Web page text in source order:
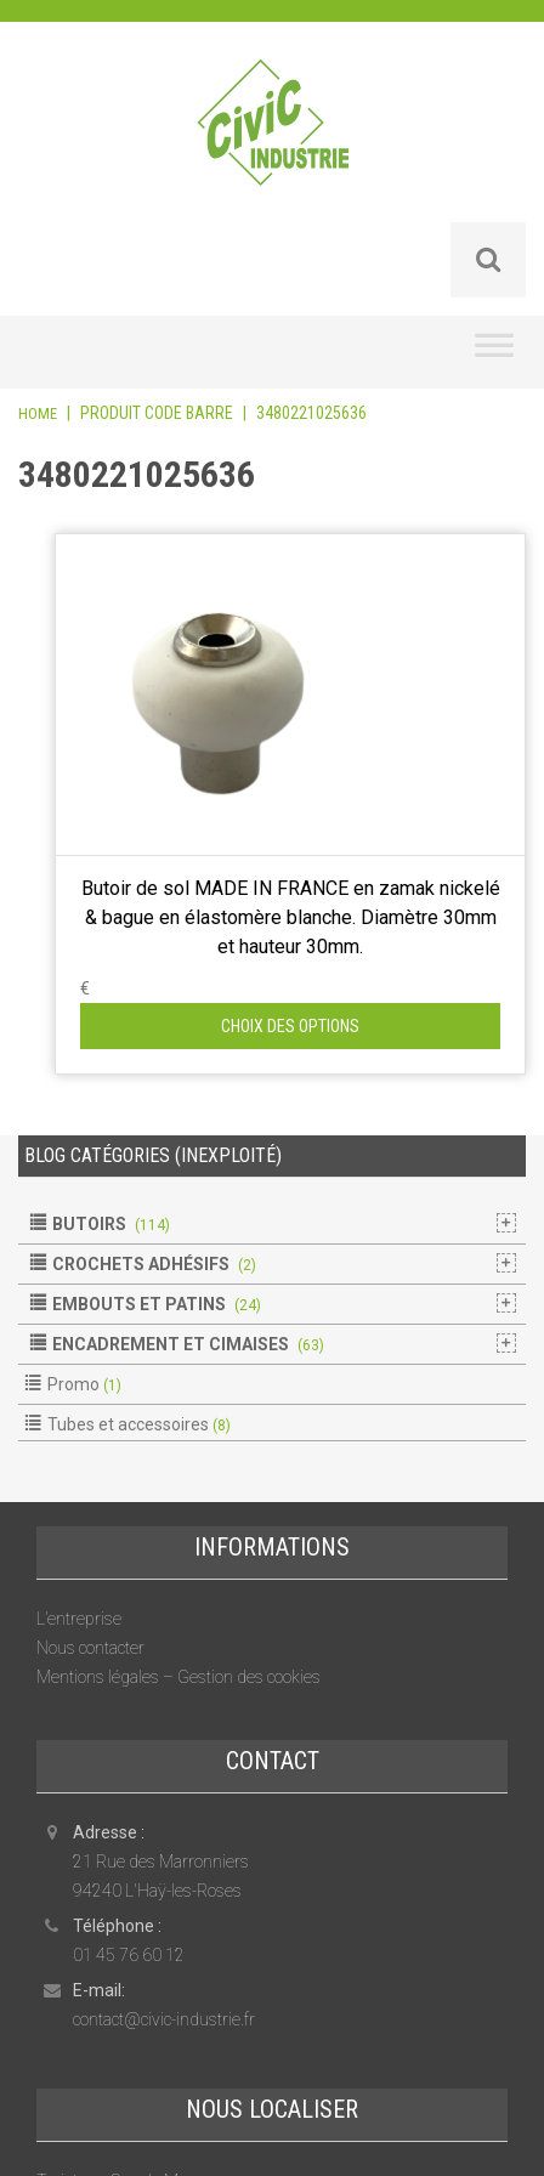
HOME PRODUIT CODE BARRE 3480221025636
3480221025636
Butoir de sol MADE IN FRANCE en zamak nickelé
& bague en élastomère blanche. Diamètre 30mm
et hauteur 30mm.
€
CHOIX DES OPTIONS
BLOG CATÉGORIES (INEXPLOITÉ)
BUTOIRS (114)
CROCHETS ADHÉSIFS (2)
EMBOUTS ET PATINS (24)
ENCADREMENT ET CIMAISES (63)
Promo (1)
Tubes et accessoires (8)
INFORMATIONS
L’entreprise
Nous contacter
Mentions légales – Gestion des cookies
CONTACT
Adresse :
21 Rue des Marronniers
94240 L'Haÿ-les-Roses
Téléphone :
01 45 76 60 12
E-mail:
contact@civic-industrie.fr
NOUS LOCALISER